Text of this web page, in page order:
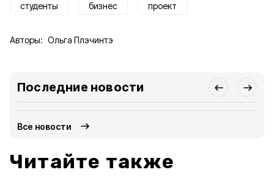
студенты бизнес проект
Авторы: Ольга Плэчинтэ
Последние новости
Все новости
Читайте также